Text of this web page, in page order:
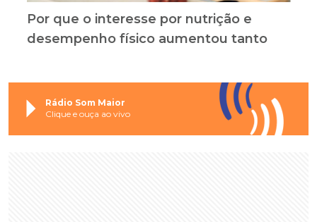
Por que o interesse por nutrição e
desempenho físico aumentou tanto
Rádio Som Maior
Clique e ouça ao vivo